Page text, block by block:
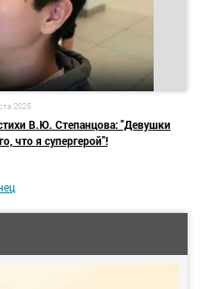
2025
В.Ю. Степанцова: "Девушки
что я супергерой"!